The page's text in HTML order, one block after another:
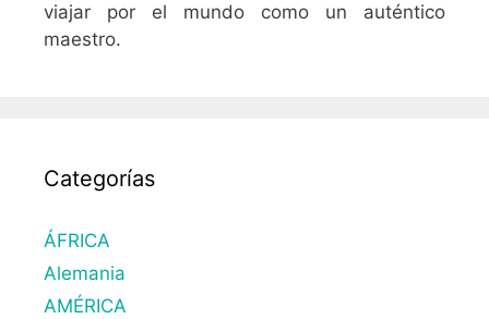
viajar por el mundo como un auténtico
maestro.
Categorías
ÁFRICA
Alemania
AMÉRICA